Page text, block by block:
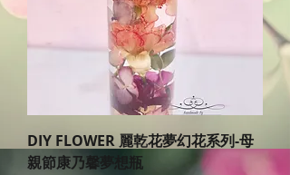
DIY FLOWER 麗乾花夢幻花系列-母
親節康乃馨夢想瓶